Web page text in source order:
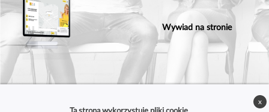
Wywiad na stronie
x